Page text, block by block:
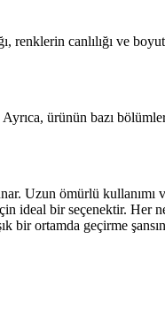
renklerin canlılığı ve
Ayrıca, ürünün bazı
Uzun ömürlü
ideal bir seçenektir. Her
bir ortamda geçirme